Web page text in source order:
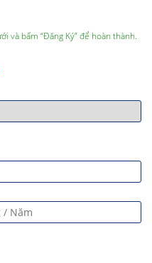
và bấm “Đăng Ký” để hoàn thành.